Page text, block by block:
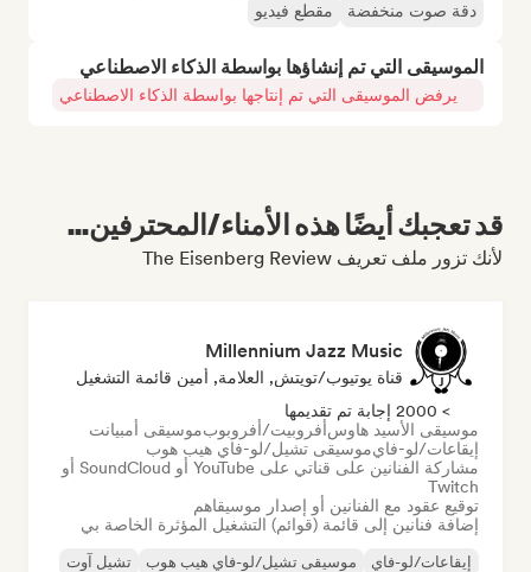
دقة صوت منخفضة
مقطع فيديو
الموسيقى التي تم إنشاؤها بواسطة الذكاء الاصطناعي
يرفض الموسيقى التي تم إنتاجها بواسطة الذكاء الاصطناعي
قد تعجبك أيضًا هذه الأمناء/المحترفين...
لأنك تزور ملف تعريف The Eisenberg Review
Millennium Jazz Music
قناة يوتيوب/تويتش, العلامة, أمين قائمة التشغيل
> 2000 إجابة تم تقديمها
موسيقى الأسيد هاوسأفروبيت/أفروبوبموسيقى أمبيانت
إيقاعات/لو-فايموسيقى تشيل/لو-فاي هيب هوب
مشاركة الفنانين على قناتي على YouTube أو SoundCloud أو
Twitch
توقيع عقود مع الفنانين أو إصدار موسيقاهم
إضافة فنانين إلى قائمة (قوائم) التشغيل المؤثرة الخاصة بي
إيقاعات/لو-فاي موسيقى تشيل/لو-فاي هيب هوب
تشيل آوت